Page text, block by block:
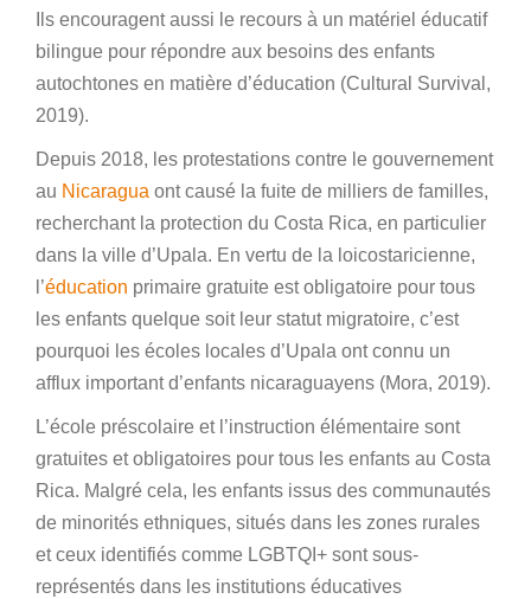
Ils encouragent aussi le recours à un matériel éducatif
bilingue pour répondre aux besoins des enfants
autochtones en matière d’éducation (Cultural Survival,
2019).
Depuis 2018, les protestations contre le gouvernement
au Nicaragua ont causé la fuite de milliers de familles,
recherchant la protection du Costa Rica, en particulier
dans la ville d’Upala. En vertu de la loicostaricienne,
l’éducation primaire gratuite est obligatoire pour tous
les enfants quelque soit leur statut migratoire, c’est
pourquoi les écoles locales d’Upala ont connu un
afflux important d’enfants nicaraguayens (Mora, 2019).
L’école préscolaire et l’instruction élémentaire sont
gratuites et obligatoires pour tous les enfants au Costa
Rica. Malgré cela, les enfants issus des communautés
de minorités ethniques, situés dans les zones rurales
et ceux identifiés comme LGBTQI+ sont sous-
représentés dans les institutions éducatives